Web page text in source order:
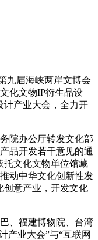
届海峡两岸文博会
化文物IP衍生品设
计产业大会，全力开
院办公厅转发文化部
品开发若干意见的通
托文化文物单位馆藏
动中华文化创新性发
创意产业，开发文化
、福建博物院、台湾
产业大会”与“互联网